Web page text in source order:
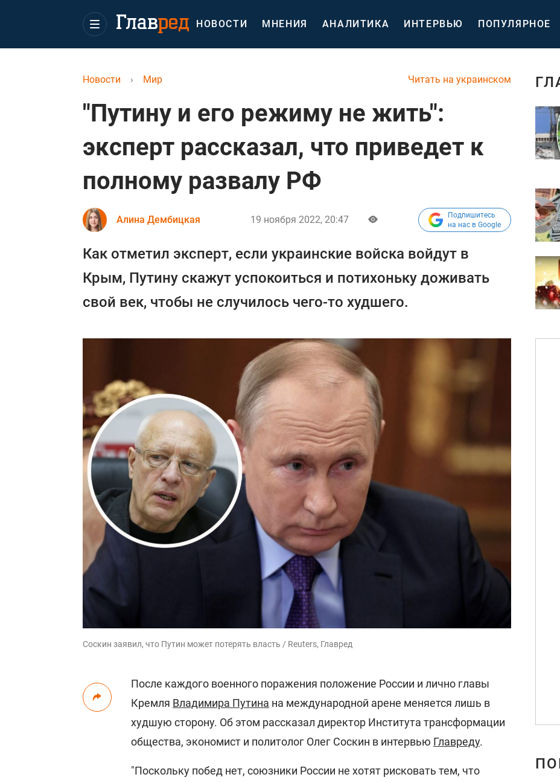
НОВОСТИ МНЕНИЯ АНАЛИТИКА ИНТЕРВЬЮ ПОПУЛЯРНОЕ
Читать на украинском
Новости › Мир
"Путину и его режиму не жить":
эксперт рассказал, что приведет к
полному развалу РФ
Алина Дембицкая 19 ноября 2022, 20:47
Подпишитесь
на нас в Google
Как отметил эксперт, если украинские войска войдут в
Крым, Путину скажут успокоиться и потихоньку доживать
свой век, чтобы не случилось чего-то худшего.
Соскин заявил, что Путин может потерять власть / Reuters, Главред
После каждого военного поражения положение России и лично главы
Кремля Владимира Путина на международной арене меняется лишь в
худшую сторону. Об этом рассказал директор Института трансформации
общества, экономист и политолог Олег Соскин в интервью Главреду.
"Поскольку побед нет, союзники России не хотят рисковать тем, что